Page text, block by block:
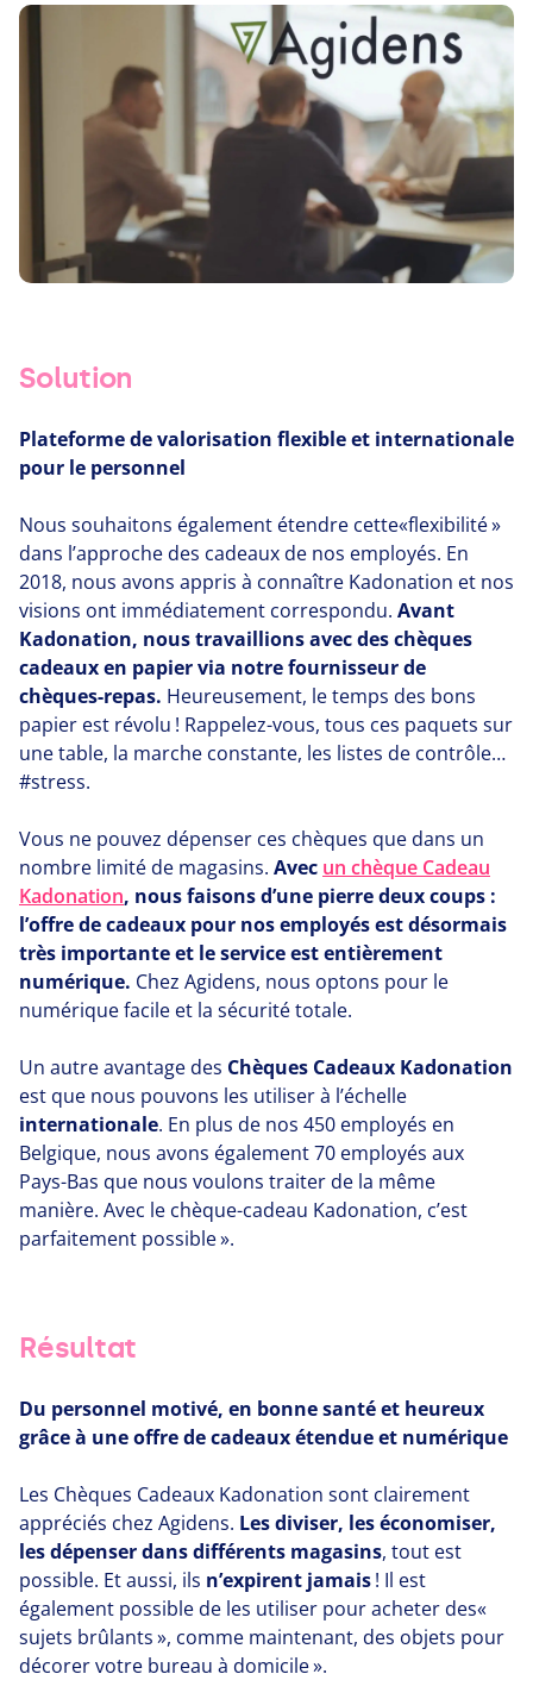
Solution
Plateforme de valorisation flexible et internationale
pour le personnel
Nous souhaitons également étendre cette​«flexibilité »
dans l’approche des cadeaux de nos employés. En
2018, nous avons appris à connaître Kadonation et nos
visions ont immédiatement correspondu. Avant
Kadonation, nous travaillions avec des chèques
cadeaux en papier via notre fournisseur de
chèques-repas. Heureusement, le temps des bons
papier est révolu ! Rappelez-vous, tous ces paquets sur
une table, la marche constante, les listes de contrôle…
#stress.
Vous ne pouvez dépenser ces chèques que dans un
nombre limité de magasins. Avec un chèque Cadeau
Kadonation, nous faisons d’une pierre deux coups :
l’offre de cadeaux pour nos employés est désormais
très importante et le service est entièrement
numérique. Chez Agidens, nous optons pour le
numérique facile et la sécurité totale.
Un autre avantage des Chèques Cadeaux Kadonation
est que nous pouvons les utiliser à l’échelle
internationale. En plus de nos 450 employés en
Belgique, nous avons également70 employés aux
Pays-Bas que nous voulons traiter de la même
manière. Avec le chèque-cadeau Kadonation, c’est
parfaitement possible ».
Résultat
Du personnel motivé, en bonne santé et heureux
grâce à une offre de cadeaux étendue et numérique
Les Chèques Cadeaux Kadonation sont clairement
appréciés chez Agidens. Les diviser, les économiser,
les dépenser dans différents magasins, tout est
possible. Et aussi, ils n’expirent jamais! Il est
également possible de les utiliser pour acheter des​«
sujets brûlants », comme maintenant, des objets pour
décorer votre bureau à domicile ».